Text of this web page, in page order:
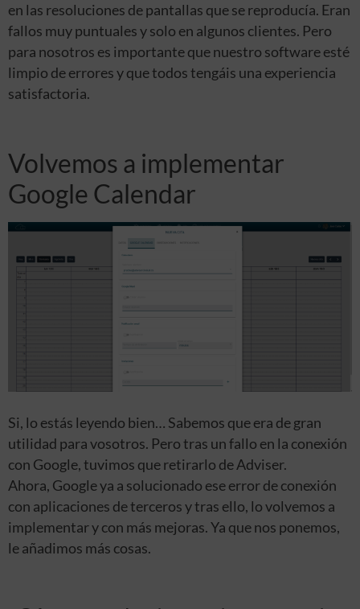
en las resoluciones de pantallas que se reproducía. Eran
fallos muy puntuales y solo en algunos clientes. Pero
para nosotros es importante que nuestro software esté
limpio de errores y que todos tengáis una experiencia
satisfactoria.
Volvemos a implementar
Google Calendar
Si, lo estás leyendo bien… Sabemos que era de gran
utilidad para vosotros. Pero tras un fallo en la conexión
con Google, tuvimos que retirarlo de Adviser.
Ahora, Google ya a solucionado ese error de conexión
con aplicaciones de terceros y tras ello, lo volvemos a
implementar y con más mejoras. Ya que nos ponemos,
le añadimos más cosas.